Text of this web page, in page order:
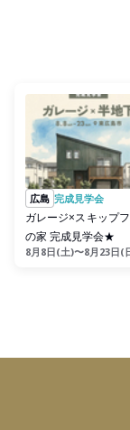
広島 完成見学会
ガレージ×スキップ
の家 完成見学会★
8月8日(土)〜8月23日(